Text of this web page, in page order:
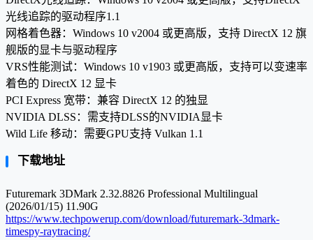
光线追踪的驱动程序1.1
网格着色器：Windows 10 v2004 或更高版，支持 DirectX 12 旗
舰版的显卡与驱动程序
VRS性能测试：Windows 10 v1903 或更高版，支持可以变速率
着色的 DirectX 12 显卡
PCI Express 宽带：兼容 DirectX 12 的独显
NVIDIA DLSS：需支持DLSS的NVIDIA显卡
Wild Life 移动：需要GPU支持 Vulkan 1.1
下载地址
Futuremark 3DMark 2.32.8826 Professional Multilingual
(2026/01/15) 11.90G
https://www.techpowerup.com/download/futuremark-3dmark-
timespy-raytracing/